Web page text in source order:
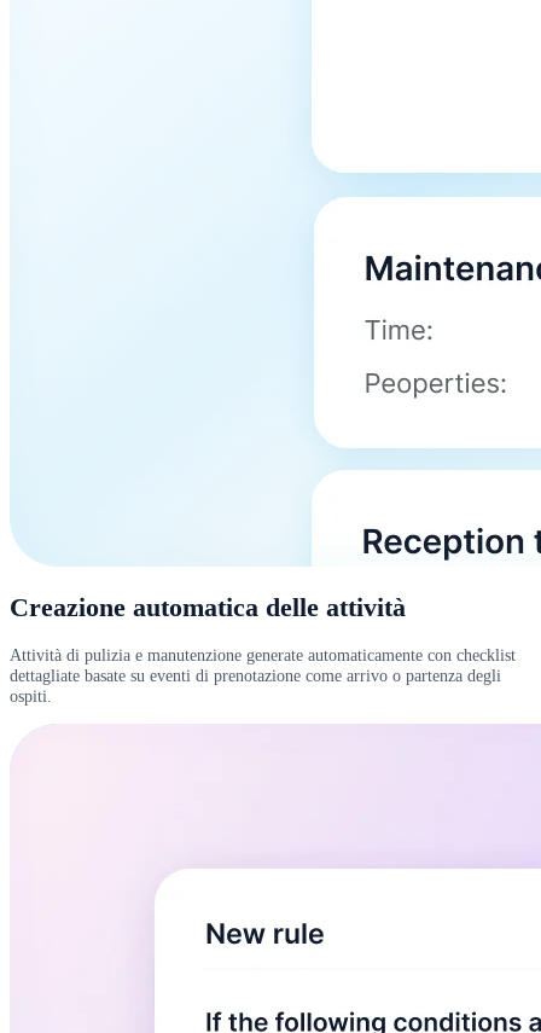
Creazione automatica delle attività
Attività di pulizia e manutenzione generate automaticamente con checklist
dettagliate basate su eventi di prenotazione come arrivo o partenza degli
ospiti.